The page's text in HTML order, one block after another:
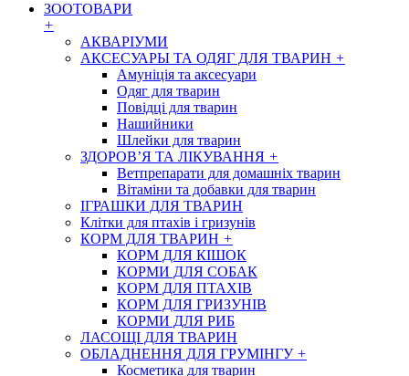
ЗООТОВАРИ
+
АКВАРІУМИ
АКСЕСУАРЫ ТА ОДЯГ ДЛЯ ТВАРИН +
Амуніція та аксесуари
Одяг для тварин
Повідці для тварин
Нашийники
Шлейки для тварин
ЗДОРОВ’Я ТА ЛІКУВАННЯ +
Ветпрепарати для домашніх тварин
Вітаміни та добавки для тварин
ІГРАШКИ ДЛЯ ТВАРИН
Клітки для птахів і гризунів
КОРМ ДЛЯ ТВАРИН +
КОРМ ДЛЯ КІШОК
КОРМИ ДЛЯ СОБАК
КОРМ ДЛЯ ПТАХІВ
КОРМ ДЛЯ ГРИЗУНІВ
КОРМИ ДЛЯ РИБ
ЛАСОЩІ ДЛЯ ТВАРИН
ОБЛАДНЕННЯ ДЛЯ ГРУМІНГУ +
Косметика для тварин